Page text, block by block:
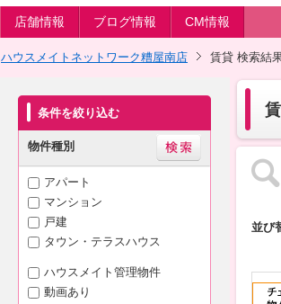
店舗情報 ブログ情報 CM情報
ハウスメイトネットワーク糟屋南店 賃貸 検索結
並び
条件を絞り込む
物件種別
アパート
マンション
戸建
タウン・テラスハウス
ハウスメイト管理物件
動画あり